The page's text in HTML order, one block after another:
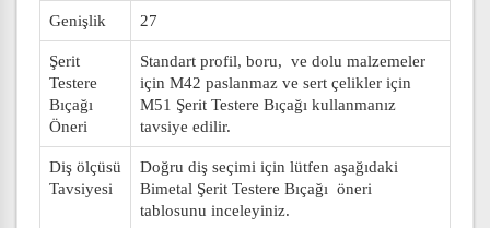
Genişlik 27
Şerit
Testere
Bıçağı
Öneri
Standart profil, boru, ve dolu malzemeler
için M42 paslanmaz ve sert çelikler için
M51 Şerit Testere Bıçağı kullanmanız
tavsiye edilir.
Diş ölçüsü
Tavsiyesi
Doğru diş seçimi için lütfen aşağıdaki
Bimetal Şerit Testere Bıçağı öneri
tablosunu inceleyiniz.